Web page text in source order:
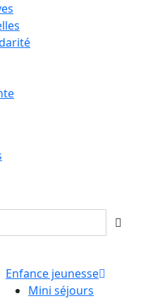
Enfance jeunesse
Mini séjours